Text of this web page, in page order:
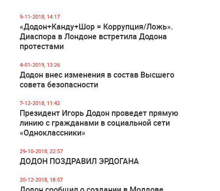
9-11-2018, 14:17
«Додон+Канду+Шор = Коррупция/Ложь».
Диаспора в Лондоне встретила Додона
протестами
4-01-2019, 13:26
Додон внес изменения в состав Высшего
совета безопасности
7-12-2018, 11:42
Президент Игорь Додон проведет прямую
линию с гражданами в социальной сети
«Одноклассники»
29-10-2018, 22:57
ДОДОН ПОЗДРАВИЛ ЭРДОГАНА
20-12-2018, 18:57